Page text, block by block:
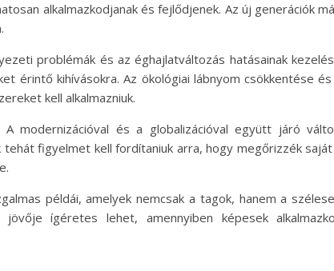
alkalmazkodjanak és fejlődjenek. Az új generációk
problémák és az éghajlatváltozás hatásainak
érintő kihívásokra. Az ökológiai lábnyom csökkentése
kell alkalmazniuk.
és a globalizációval együtt járó
figyelmet kell fordítaniuk arra, hogy megőrizzék
példái, amelyek nemcsak a tagok, hanem a
ígéretes lehet, amennyiben képesek